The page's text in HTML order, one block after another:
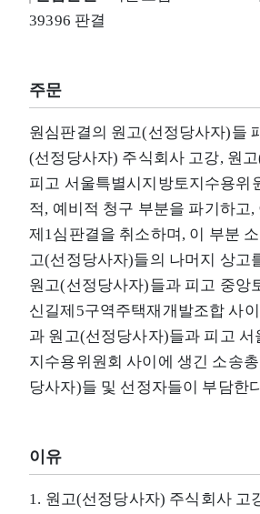
39396 판결
주문
원심판결의 원고(선정당사자)들
(선정당사자) 주식회사 고강, 원
피고 서울특별시지방토지수용위
적, 예비적 청구 부분을 파기하고
제1심판결을 취소하며, 이 부분
고(선정당사자)들의 나머지 상고
원고(선정당사자)들과 피고 중앙
신길제5구역주택재개발조합 사
과 원고(선정당사자)들과 피고 서
지수용위원회 사이에 생긴 소송
당사자)들 및 선정자들이 부담한
이유
1. 원고(선정당사자) 주식회사 고